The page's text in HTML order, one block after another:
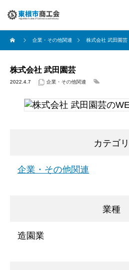
企業・その他関連 株式会社 武田園芸
株式会社 武田園芸
2022.4.7 企業・その他関連
カテゴリ
企業・その他関連
業種
造園業